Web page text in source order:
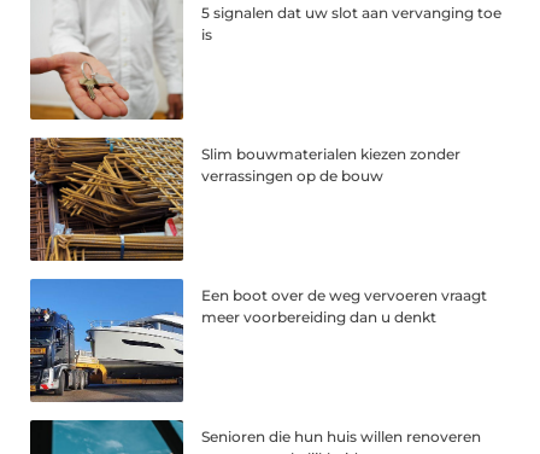
5 signalen dat uw slot aan vervanging toe
is
Slim bouwmaterialen kiezen zonder
verrassingen op de bouw
Een boot over de weg vervoeren vraagt
meer voorbereiding dan u denkt
Senioren die hun huis willen renoveren